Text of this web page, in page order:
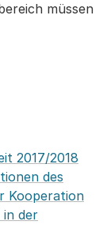
müssen
2017/2018
des
Kooperation
in der